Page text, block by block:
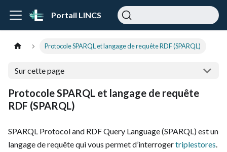
Portail LINCS
Protocole SPARQL et langage de requête RDF (SPARQL)
Sur cette page
Protocole SPARQL et langage de requête
RDF (SPARQL)
SPARQL Protocol and RDF Query Language (SPARQL) est un
langage de requête qui vous permet d’interrogertriplestores.